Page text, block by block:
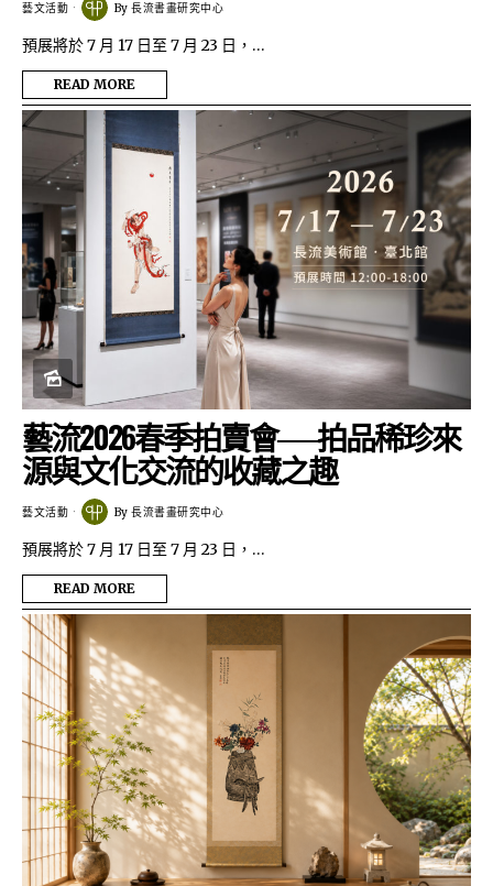
藝文活動 By 長流書畫研究中心
預展將於 7 月 17 日至 7 月 23 日，…
READ MORE
藝流2026春季拍賣會──拍品稀珍來
源與文化交流的收藏之趣
藝文活動 By 長流書畫研究中心
預展將於 7 月 17 日至 7 月 23 日，…
READ MORE